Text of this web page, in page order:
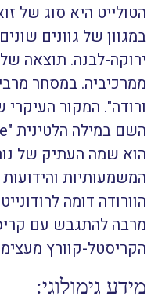
הטולייט היא סוג של
במגוון של גוונים
ירוקה-לבנה. תוצאה
ממרכיביה. במסחר
ורודה". המקור העיקרי
הוא שמה העתיק של
המשמעותיות
הוורודה דומה
מרבה להתגבש עם
הקריסטל-קוורץ
מידע גימולוגי: